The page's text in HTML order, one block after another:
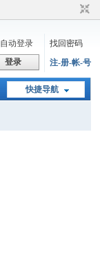
自动登录
找回密码
登录 注-册-帐-号
快捷导航